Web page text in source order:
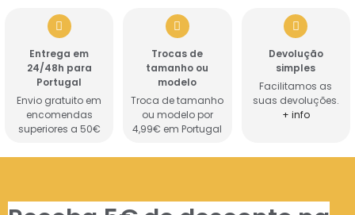
Entrega em
24/48h para
Portugal
Envio gratuito em
encomendas
superiores a 50€
Trocas de
tamanho ou
modelo
Troca de tamanho
ou modelo por
4,99€ em Portugal
Devolução
simples
Facilitamos as
suas devoluções.
+ info